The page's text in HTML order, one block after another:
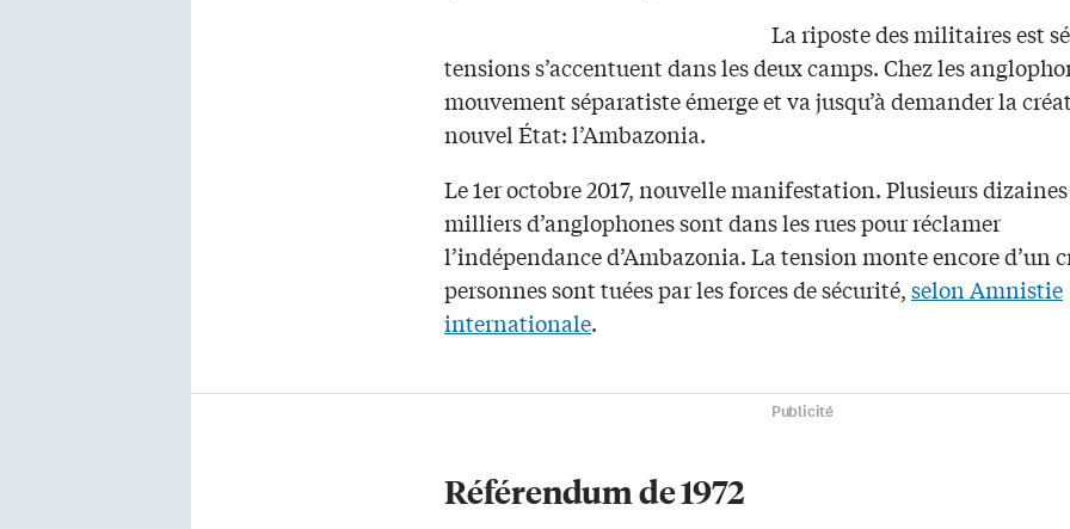
La riposte des militaires est
tensions s’accentuent dans les deux camps. Chez les
mouvement séparatiste émerge et va jusqu’à demander la
nouvel État: l’Ambazonia.
Le 1er octobre 2017, nouvelle manifestation. Plusieurs
milliers d’anglophones sont dans les rues pour réclamer
l’indépendance d’Ambazonia. La tension monte encore d’un
personnes sont tuées par les forces de sécurité,selon Amnistie
internationale.
Publicité
Référendum de 1972